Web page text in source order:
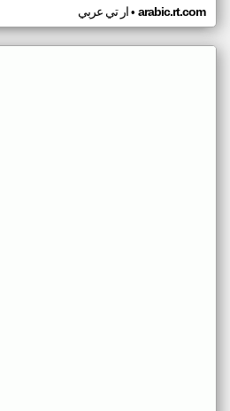
ار تي عربي• arabic.rt.com